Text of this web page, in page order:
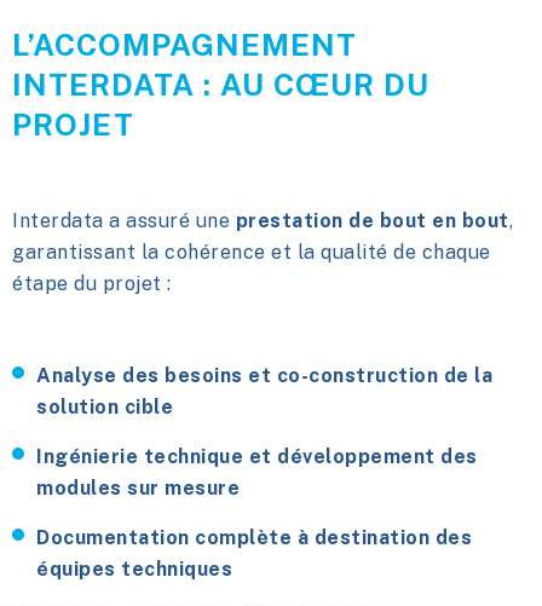
L’ACCOMPAGNEMENT
INTERDATA : AU CŒUR DU
PROJET
Interdata a assuré une prestation de bout en bout,
garantissant la cohérence et la qualité de chaque
étape du projet :
Analyse des besoins et co-construction de la
solution cible
Ingénierie technique et développement des
modules sur mesure
Documentation complète à destination des
équipes techniques